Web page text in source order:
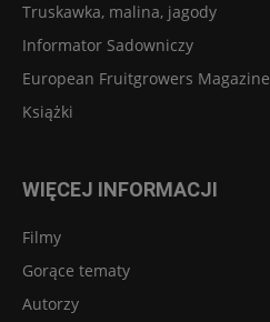
Truskawka, malina, jagody
Informator Sadowniczy
European Fruitgrowers Magazine
Książki
WIĘCEJ INFORMACJI
Filmy
Gorące tematy
Autorzy